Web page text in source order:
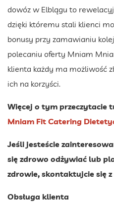
dowóz w Elblągu to
dzięki któremu stali klienci
bonusy przy zamawianiu
polecaniu oferty Mniam
klienta każdy ma możliwość
ich na korzyści.
Więcej o tym przeczytacie
Mniam Fit Catering
Jeśli jesteście
się zdrowo odżywiać lub
zdrowie, skontaktujcie się z
Obsługa klienta